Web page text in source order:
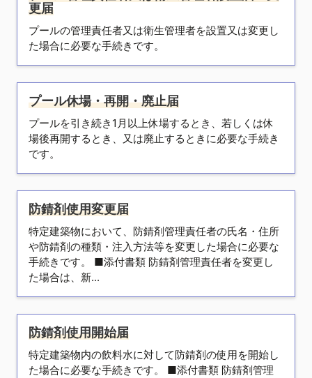
更届
プールの管理責任者又は衛生管理者を設置又は変更し
た場合に必要な手続きです。
プール休場・再開・廃止届
プールを引き続き1月以上休場するとき、若しくは休
場後再開するとき、又は廃止するときに必要な手続き
です。
防錆剤使用変更届
特定建築物において、防錆剤管理責任者の氏名・住所
や防錆剤の種類・注入方法等を変更した場合に必要な
手続きです。 ■添付書類 防錆剤管理責任者を変更し
た場合は、新...
防錆剤使用開始届
特定建築物内の飲料水に対して防錆剤の使用を開始し
た場合に必要な手続きです。 ■添付書類 防錆剤管理